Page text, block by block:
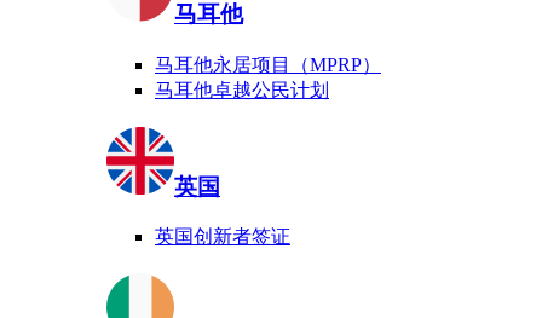
马耳他
马耳他永居项目（MPRP）
马耳他卓越公民计划
英国
英国创新者签证